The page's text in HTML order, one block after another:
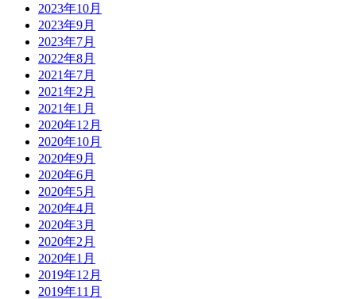
2023年10月
2023年9月
2023年7月
2022年8月
2021年7月
2021年2月
2021年1月
2020年12月
2020年10月
2020年9月
2020年6月
2020年5月
2020年4月
2020年3月
2020年2月
2020年1月
2019年12月
2019年11月